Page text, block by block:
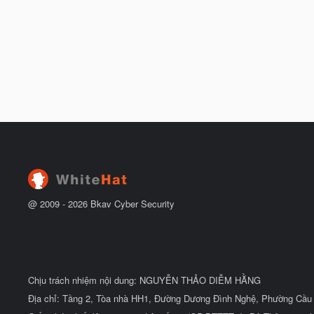
@ 2009 - 2026 Bkav Cyber Security
Chịu trách nhiệm nội dung: NGUYỄN THẢO DIỄM HẰNG
Địa chỉ: Tầng 2, Tòa nhà HH1, Đường Dương Đình Nghệ, Phường